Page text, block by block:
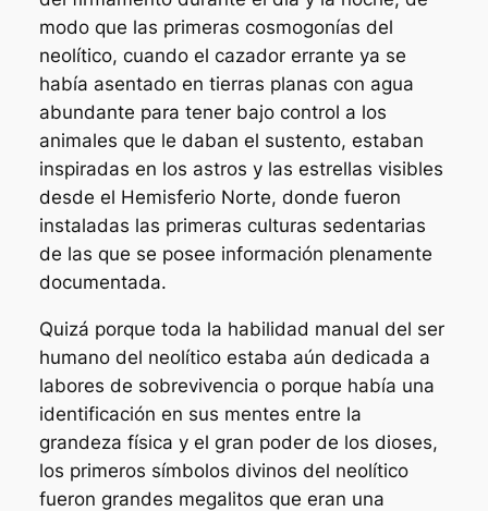
modo que las primeras cosmogonías del
neolítico, cuando el cazador errante ya se
había asentado en tierras planas con agua
abundante para tener bajo control a los
animales que le daban el sustento, estaban
inspiradas en los astros y las estrellas visibles
desde el Hemisferio Norte, donde fueron
instaladas las primeras culturas sedentarias
de las que se posee información plenamente
documentada.
Quizá porque toda la habilidad manual del ser
humano del neolítico estaba aún dedicada a
labores de sobrevivencia o porque había una
identificación en sus mentes entre la
grandeza física y el gran poder de los dioses,
los primeros símbolos divinos del neolítico
fueron grandes megalitos que eran una